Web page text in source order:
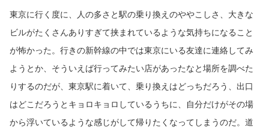
東京に行く度に、人の多さと駅の乗り換えのややこしさ、大きな
ビルがたくさんありすぎて挟まれているような気持ちになること
が怖かった。行きの新幹線の中では東京にいる友達に連絡してみ
ようとか、そういえば行ってみたい店があったなと場所を調べた
りするのだが、東京駅に着いて、乗り換えはどっちだろう、出口
はどこだろうとキョロキョロしているうちに、自分だけがその場
から浮いているような感じがして帰りたくなってしまうのだ。道